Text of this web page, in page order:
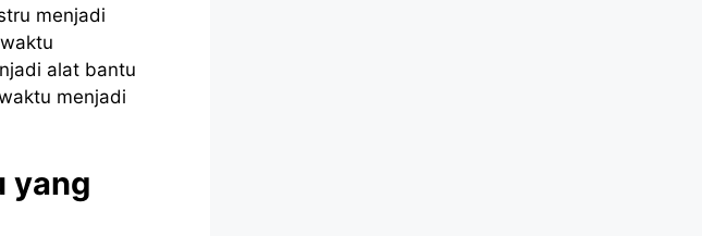
menjadi
alat bantu
menjadi
yang